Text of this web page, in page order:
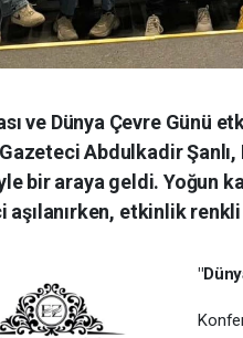
ve Dünya Çevre Günü
Gazeteci Abdulkadir
bir araya geldi. Yoğun
aşılanırken, etkinlik